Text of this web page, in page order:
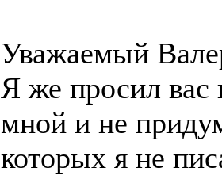
Уважаемый
Я же просил вас
мной и не
которых я не